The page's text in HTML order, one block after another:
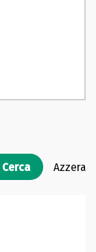
Cerca Azzera